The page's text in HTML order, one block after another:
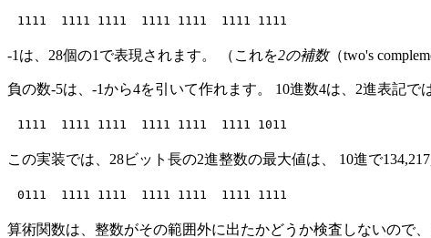
-1は、28個の1で表現されます。 （これを2の補数（two's
負の数-5は、-1から4を引いて作れます。 10進数4は、2進表記で
この実装では、28ビット長の2進整数の最大値は、 10進で
算術関数は、整数がその範囲外に出たかどうか検査しないので、